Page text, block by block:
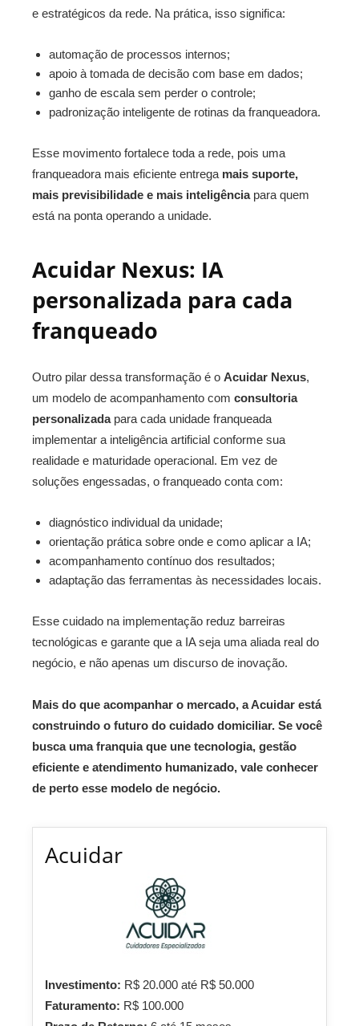
e estratégicos da rede. Na prática, isso significa:
automação de processos internos;
apoio à tomada de decisão com base em dados;
ganho de escala sem perder o controle;
padronização inteligente de rotinas da franqueadora.
Esse movimento fortalece toda a rede, pois uma
franqueadora mais eficiente entrega mais suporte,
mais previsibilidade e mais inteligênciapara quem
está na ponta operando a unidade.
Acuidar Nexus: IA
personalizada para cada
franqueado
Outro pilar dessa transformação é o Acuidar Nexus,
um modelo de acompanhamento com consultoria
personalizadapara cada unidade franqueada
implementar a inteligência artificial conforme sua
realidade e maturidade operacional. Em vez de
soluções engessadas, o franqueado conta com:
diagnóstico individual da unidade;
orientação prática sobre onde e como aplicar a IA;
acompanhamento contínuo dos resultados;
adaptação das ferramentas às necessidades locais.
Esse cuidado na implementação reduz barreiras
tecnológicas e garante que a IA seja uma aliada real do
negócio, e não apenas um discurso de inovação.
Mais do que acompanhar o mercado, a Acuidar está
construindo o futuro do cuidado domiciliar. Se você
busca uma franquia que une tecnologia, gestão
eficiente e atendimento humanizado, vale conhecer
de perto esse modelo de negócio.
Acuidar
Investimento: R$ 20.000 até R$ 50.000
Faturamento: R$ 100.000